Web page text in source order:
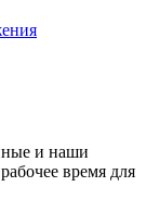
и наши
время для